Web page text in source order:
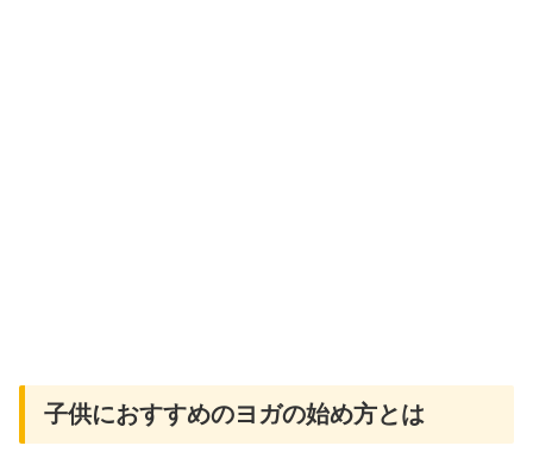
子供におすすめのヨガの始め方とは